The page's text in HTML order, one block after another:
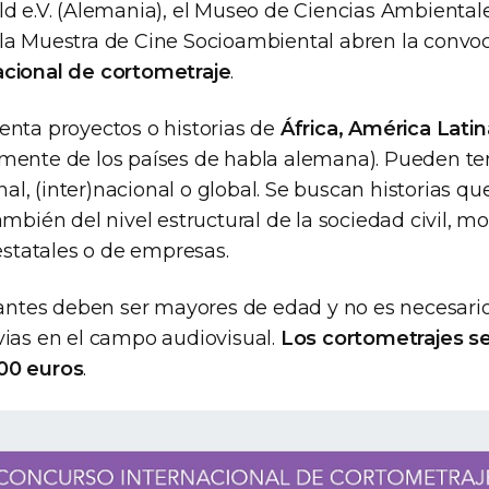
e.V. (Alemania), el Museo de Ciencias
Muestra de Cine Socioambiental abren la
de cortometraje.
proyectos o historias de África, América
de los países de habla alemana). Pueden
(inter)nacional o global. Se buscan historias
del nivel estructural de la sociedad civil,
o de empresas.
deben ser mayores de edad y no es
en el campo audiovisual. Los cortometrajes
euros.